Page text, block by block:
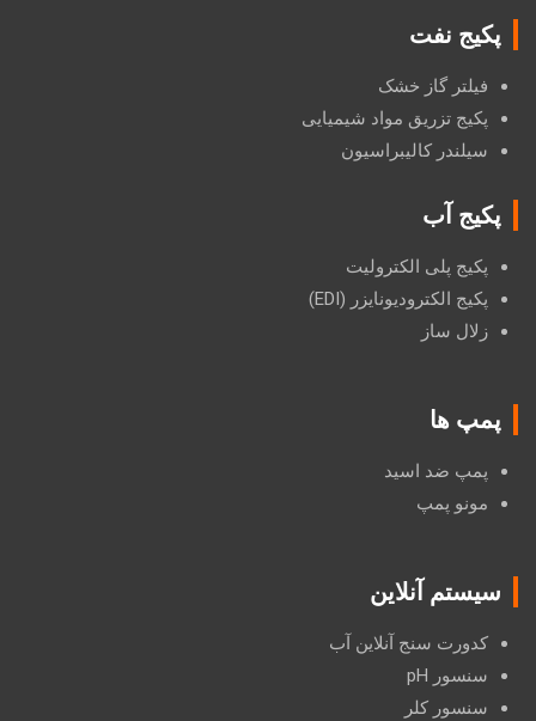
پکیج نفت
فیلتر گاز خشک
پکیج تزریق مواد شیمیایی
سیلندر کالیبراسیون
پکیج آب
پکیج پلی الکترولیت
پکیج الکترودیونایزر (EDI)
زلال ساز
پمپ ها
پمپ ضد اسید
مونو پمپ
سیستم آنلاین
کدورت سنج آنلاین آب
سنسور pH
سنسور کلر